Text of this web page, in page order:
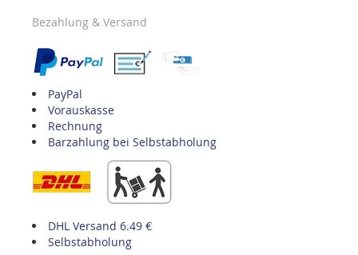
Bezahlung & Versand
PayPal
Vorauskasse
Rechnung
Barzahlung bei Selbstabholung
DHL Versand 6.49 €
Selbstabholung